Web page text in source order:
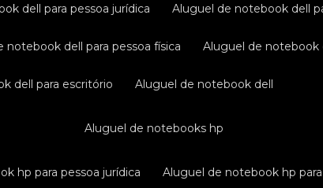
dell para pessoa jurídica aluguel de notebook dell
notebook dell para pessoa física aluguel de
dell para escritório aluguel de notebook dell
aluguel de notebooks hp
hp para pessoa jurídica aluguel de notebook hp